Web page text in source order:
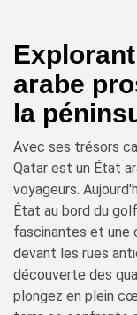
arabe
la
Avec ses trésors
Qatar est un État
voyageurs.
État au bord du
fascinantes et une
devant les rues
découverte des
plongez en plein